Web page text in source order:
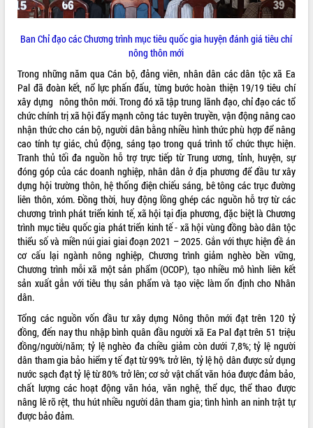
Bí thư Tỉnh ủy Lương Nguyễn Minh
cách mạng
Rà soát, hoàn thiện hệ thống thiết chế
văn hóa, thể thao đáp ứng yêu cầu
phát triển mới
Thường trực HĐND tỉnh Đắk Lắk gặp
mặt Đoàn chuyên gia y tế TP. Hồ Chí
Minh
Lễ truy điệu và an táng hài cốt liệt sĩ
tại Nghĩa trang Liệt sĩ xã Sơn Hòa
Bàn giải pháp tháo gỡ khó khăn trong
xuất khẩu sầu riêng và triển khai quy
định EUDR
Thứ trưởng Bộ Nông nghiệp và Môi
trường Nguyễn Hoàng Hiệp khảo sát
vùng trồng và doanh nghiệp đóng gói
sầu riêng tại Đắk Lắk
Trình diễn nghệ thuật chế biến các
món ăn từ sầu riêng
Đắk Lắk công bố Quy hoạch và xúc
tiến đầu tư tỉnh
Ngành cá ngừ Đắk Lắk chủ động thích
ứng để giữ vững thị trường xuất khẩu
Diễn đàn Kinh tế tư nhân Việt Nam đột
phá cơ chế - Hợp tác công tư
Đề án 06 tạo bước ngoặt đột phá trong
cải cách hành chính tỉnh Đắk Lắk
LIÊN KẾT WEB
THỐNG KÊ TRUY CẬP
Hôm nay: 29282
Tất cả: 66005424
Ban Chỉ đạo các Chương trình mục tiêu quốc gia huyện đánh giá tiêu chí
nông thôn mới
Trong những năm qua Cán bộ, đảng viên, nhân dân các dân tộc xã Ea
Pal đã đoàn kết, nổ lực phấn đấu, từng bước hoàn thiện 19/19 tiêu chí
xây dựng nông thôn mới. Trong đó xã tập trung lãnh đạo, chỉ đạo các tổ
chức chính trị xã hội đẩy mạnh công tác tuyên truyền, vận động nâng cao
nhận thức cho cán bộ, người dân bằng nhiều hình thức phù hợp để nâng
cao tính tự giác, chủ động, sáng tạo trong quá trình tổ chức thực hiện.
Tranh thủ tối đa nguồn hỗ trợ trực tiếp từ Trung ương, tỉnh, huyện, sự
đóng góp của các doanh nghiệp, nhân dân ở địa phương để đầu tư xây
dựng hội trường thôn, hệ thống điện chiếu sáng, bê tông các trục đường
liên thôn, xóm. Đồng thời, huy động lồng ghép các nguồn hỗ trợ từ các
chương trình phát triển kinh tế, xã hội tại địa phương, đặc biệt là Chương
trình mục tiêu quốc gia phát triển kinh tế - xã hội vùng đồng bào dân tộc
thiểu số và miền núi giai giai đoạn 2021 – 2025. Gắn với thực hiện đề án
cơ cấu lại ngành nông nghiệp, Chương trình giảm nghèo bền vững,
Chương trình mỗi xã một sản phẩm (OCOP), tạo nhiều mô hình liên kết
sản xuất gắn với tiêu thụ sản phẩm và tạo việc làm ổn định cho Nhân
dân.
Tổng các nguồn vốn đầu tư xây dựng Nông thôn mới đạt trên 120 tỷ
đồng, đến nay thu nhập bình quân đầu người xã Ea Pal đạt trên 51 triệu
đồng/người/năm; tỷ lệ nghèo đa chiều giảm còn dưới 7,8%; tỷ lệ người
dân tham gia bảo hiểm y tế đạt từ 99% trở lên, tỷ lệ hộ dân được sử dụng
nước sạch đạt tỷ lệ từ 80% trở lên; cơ sở vật chất văn hóa được đảm bảo,
chất lượng các hoạt động văn hóa, văn nghệ, thể dục, thể thao được
nâng lê rõ rệt, thu hút nhiều người dân tham gia; tình hình an ninh trật tự
được bảo đảm.